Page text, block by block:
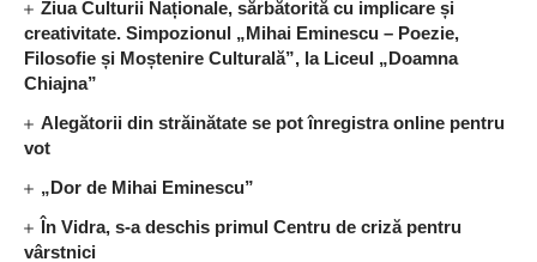
Ziua Culturii Naționale, sărbătorită cu implicare și
creativitate. Simpozionul „Mihai Eminescu – Poezie,
Filosofie și Moștenire Culturală”, la Liceul „Doamna
Chiajna”
Alegătorii din străinătate se pot înregistra online pentru
vot
„Dor de Mihai Eminescu”
În Vidra, s-a deschis primul Centru de criză pentru
vârstnici